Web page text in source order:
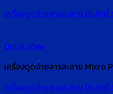
เครื่องดูดจ่ายสารละลาย ปิเปต
Quick View
เครื่องดูดจ่ายสารละลาย Micro
เครื่องดูดจ่ายสารละลาย ปิเปต